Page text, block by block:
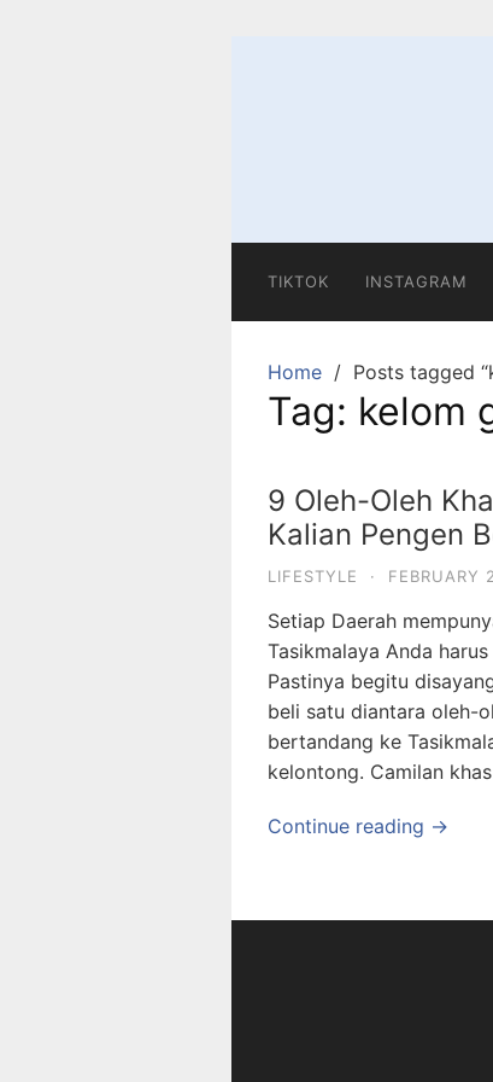
TIKTOK INSTAGRAM
Home Posts tagged
Tag: kelom
9 Oleh-Oleh
Kalian Pengen
LIFESTYLE · FEBRUARY
Setiap Daerah
Tasikmalaya Anda
Pastinya begitu
beli satu diantara oleh-
bertandang ke
kelontong. Camilan
Continue reading →